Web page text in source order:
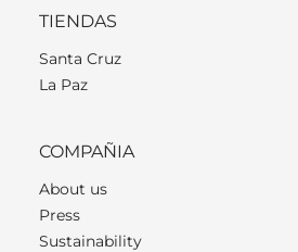
TIENDAS
Santa Cruz
La Paz
COMPAÑIA
About us
Press
Sustainability